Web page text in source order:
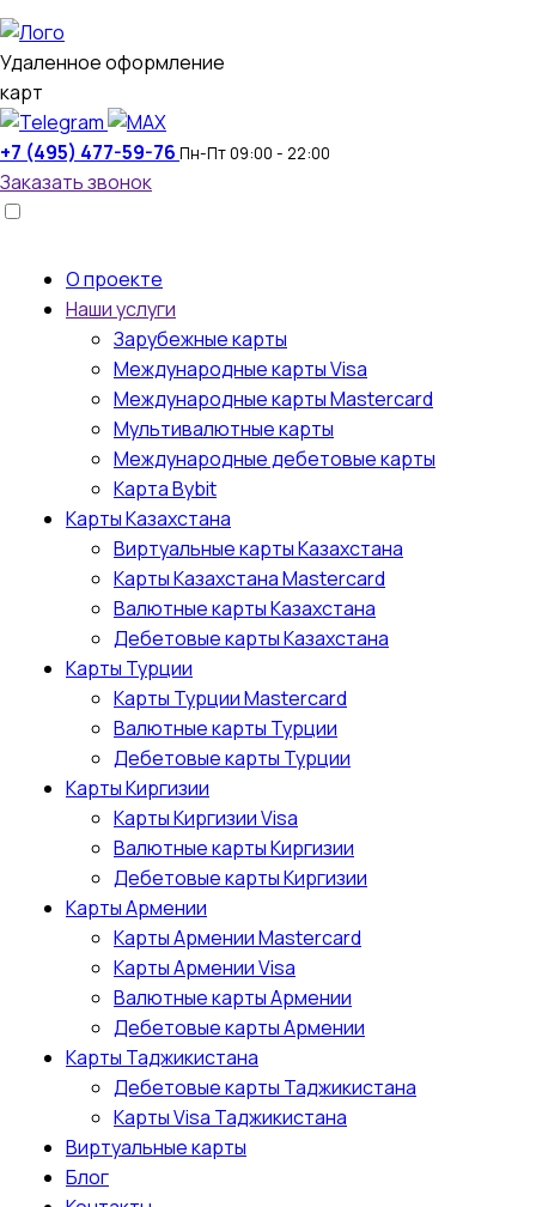
Удаленное оформление
карт
+7 (495) 477-59-76 Пн-Пт 09:00 - 22:00
Заказать звонок
О проекте
Наши услуги
Зарубежные карты
Международные карты Visa
Международные карты Mastercard
Мультивалютные карты
Международные дебетовые карты
Карта Bybit
Карты Казахстана
Виртуальные карты Казахстана
Карты Казахстана Mastercard
Валютные карты Казахстана
Дебетовые карты Казахстана
Карты Турции
Карты Турции Mastercard
Валютные карты Турции
Дебетовые карты Турции
Карты Киргизии
Карты Киргизии Visa
Валютные карты Киргизии
Дебетовые карты Киргизии
Карты Армении
Карты Армении Mastercard
Карты Армении Visa
Валютные карты Армении
Дебетовые карты Армении
Карты Таджикистана
Дебетовые карты Таджикистана
Карты Visa Таджикистана
Виртуальные карты
Блог